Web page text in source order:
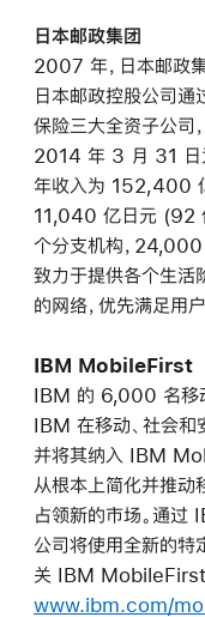
日本邮政集团
2007 年，日本邮政
日本邮政控股公司通
保险三大全资子公司
2014 年 3 月 31 日
年收入为 152,400
11,040 亿日元 (92
个分支机构，
致力于提供各个生活
的网络，优先满足用
IBM MobileFirst
IBM 的 6,000 名移
IBM 在移动、社会和
并将其纳入 IBM
从根本上简化并推动
占领新的市场。通过
公司将使用全新的特
关 IBM MobileFirst
www.ibm.com/